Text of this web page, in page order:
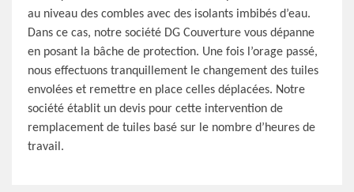
au niveau des combles avec des isolants imbibés d’eau.
Dans ce cas, notre société DG Couverture vous dépanne
en posant la bâche de protection. Une fois l’orage passé,
nous effectuons tranquillement le changement des tuiles
envolées et remettre en place celles déplacées. Notre
société établit un devis pour cette intervention de
remplacement de tuiles basé sur le nombre d’heures de
travail.